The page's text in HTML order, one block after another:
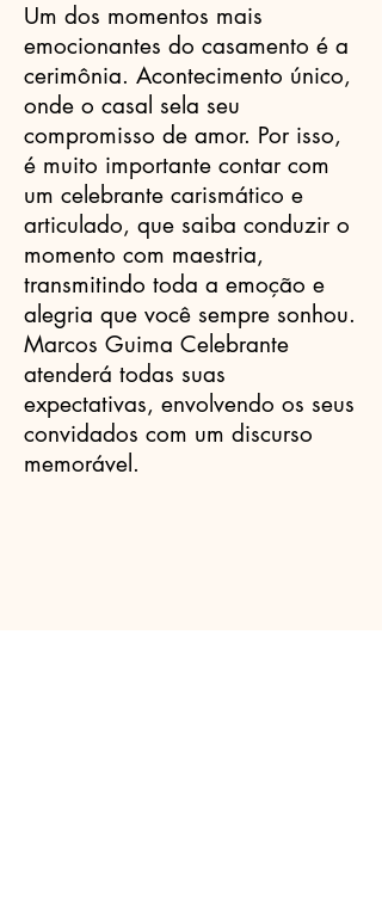
Um dos momentos mais
emocionantes do casamento é a
cerimônia. Acontecimento único,
onde o casal sela seu
compromisso de amor. Por isso,
é muito importante contar com
um celebrante carismático e
articulado, que saiba conduzir o
momento com maestria,
transmitindo toda a emoção e
alegria que você sempre sonhou.
Marcos Guima Celebrante
atenderá todas suas
expectativas, envolvendo os seus
convidados com um discurso
memorável.